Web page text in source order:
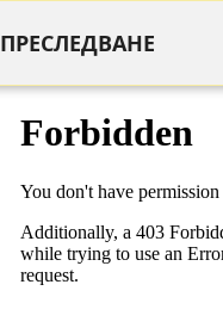
ПРЕСЛЕДВАНЕ